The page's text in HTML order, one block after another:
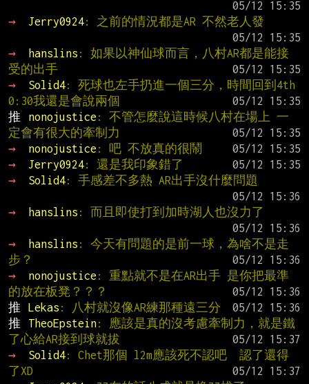
→
Jerry0924: 之前的情況都是AR 不然老人發
→
hanslins : 如果以神仙球而言，八村AR都是能接
受的出手
→
Solid4: 死球也左手扔進一個三分，時間回到4th
0:30我還是會說兩個
推
nonojustice : 不管怎麼說這時候八村在場上 一
定會有很大的牽制力
→
nonojustice : 吧 不放真的很鬧
→
Jerry0924: 還是我印象錯了
→
Solid4: 手感差不多熱 AR出手沒什麼問題
→
hanslins : 而且即使打到加時湖人也沒力了
→
hanslins : 今天有問題的是前一球，為啥不是走
步？
→
nonojustice : 重點就不是在AR出手 是你把最準
的放在板凳？？？
推
Lekas : 八村就沒像AR練那種遠三分
推
TheoEpstein: 應該是真的沒考慮牽制力，就是鐵
了心給AR接到球就拔
→
Solid4: Chet那個 l2m應該死不認吧  認了還得
了XD